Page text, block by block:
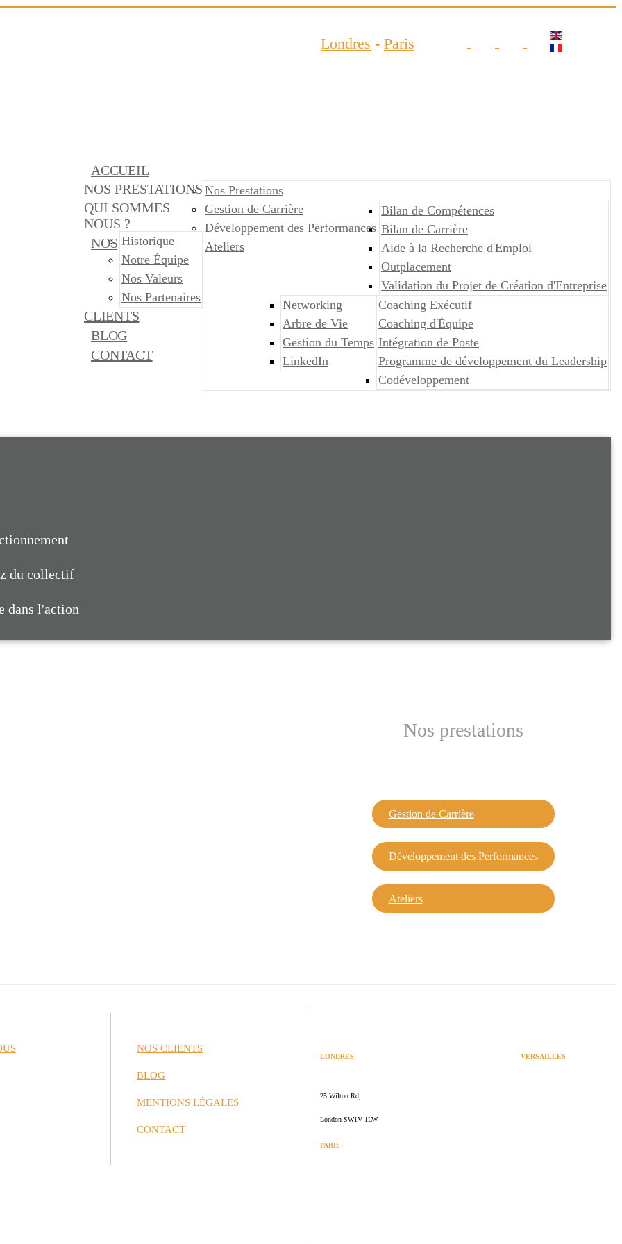
Londres - Paris
ACCUEIL
NOS PRESTATIONS Nos Prestations
Gestion de Carrière
Bilan de Compétences
Bilan de Carrière
Aide à la Recherche d'Emploi
Outplacement
Validation du Projet de Création d'Entreprise
Développement des Performances
Coaching Exécutif
Coaching d'Équipe
Intégration de Poste
Programme de développement du Leadership
Codéveloppement
Ateliers
Networking
Arbre de Vie
Gestion du Temps
LinkedIn
QUI SOMMES
NOUS ?
Historique
Notre Équipe
Nos Valeurs
Nos Partenaires
NOS
CLIENTS
BLOG
CONTACT
du collectif
dans l'action
Nos prestations
Gestion de Carrière
Développement des Performances
Ateliers
NOS CLIENTS
BLOG
MENTIONS LÉGALES
CONTACT
LONDRES VERSAILLES
25 Wilton Rd,
London SW1V 1LW
PARIS